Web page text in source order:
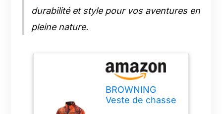
durabilité et style pour vos aventures en
pleine nature.
BROWNING
Veste de chasse